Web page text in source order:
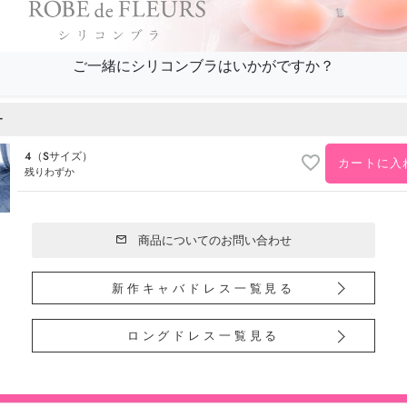
ご一緒にシリコンブラはいかがですか？
4（Sサイズ）
残りわずか カートに入
商品についてのお問い合わせ
新作キャバドレス一覧見る
ロングドレス一覧見る